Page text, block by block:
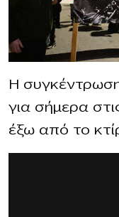
Η
για σήμερα
έξω από το